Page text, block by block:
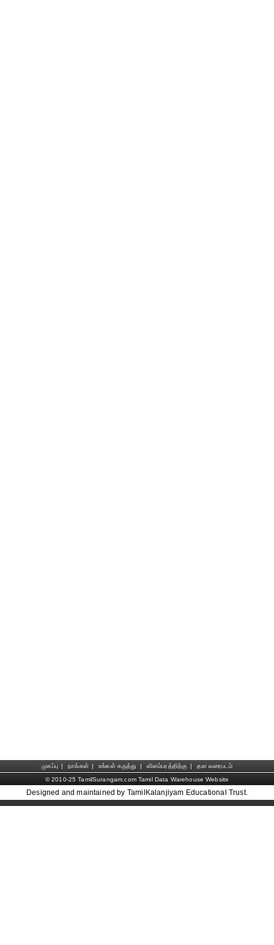
முகப்பு | நாங்கள் | உங்கள் கருத்து | விளம்பரத்திற்கு |
தள வரைபடம்
© 2010-25 TamilSurangam.com Tamil Data Warehouse Website
Designed and maintained by TamilKalanjiyam Educational Trust.